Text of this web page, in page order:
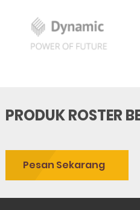
PRODUK ROSTER
Pesan Sekarang